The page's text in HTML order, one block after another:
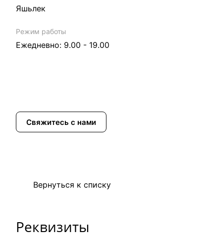
Яшьлек
Режим работы
Ежедневно: 9.00 - 19.00
Свяжитесь с нами
Вернуться к списку
Реквизиты